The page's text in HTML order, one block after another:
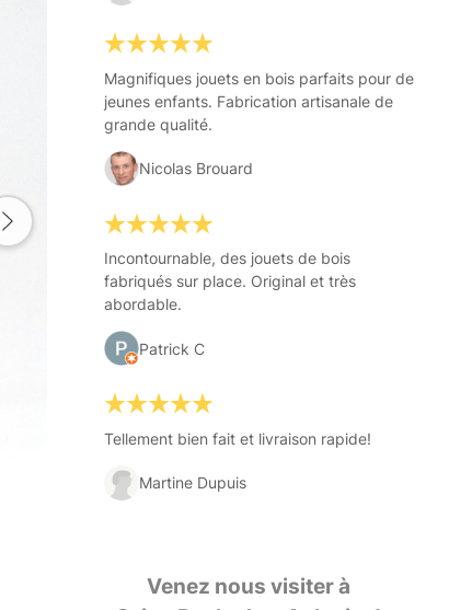
Magnifiques jouets en bois parfaits pour de
jeunes enfants. Fabrication artisanale de
grande qualité.
Nicolas Brouard
Incontournable, des jouets de bois
fabriqués sur place. Original et très
abordable.
Patrick C
Tellement bien fait et livraison rapide!
Martine Dupuis
Venez nous visiter à